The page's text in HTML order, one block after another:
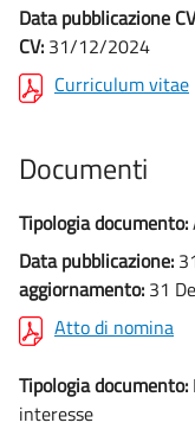
Data pubblicazione
CV: 31/12/2024
Curriculum vitae
Documenti
Tipologia documento:
Data pubblicazione:
aggiornamento: 31
Atto di nomina
Tipologia documento:
interesse